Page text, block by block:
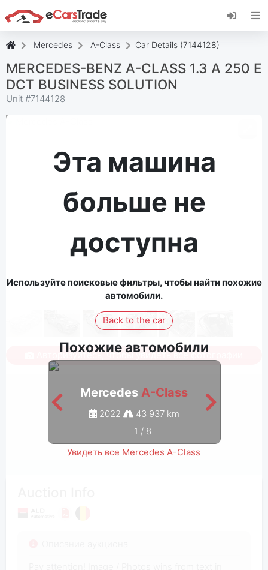
Установите веб-приложение eCarsTrade,
добавьте его на главный экран и получайте
Mercedes A-Class Car Details (7144128)
MERCEDES-BENZ A-CLASS 1.3 A 250 E
DCT BUSINESS SOLUTION
Unit #7144128
Эта машина
больше не
доступна
Используйте поисковые фильтры, чтобы найти похожие
автомобили.
Back to the car
Похожие автомобили
Mercedes A-Class
2022 43 937 km
1 / 8
Увидеть все Mercedes A-Class
Авторизуйтесь, чтобы увидеть все фотографии